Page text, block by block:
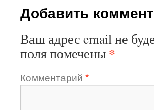
Добавить
Ваш адрес email не
поля помечены *
Комментарий *